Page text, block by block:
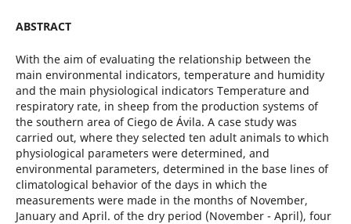
ABSTRACT
With the aim of evaluating the relationship between the
main environmental indicators, temperature and humidity
and the main physiological indicators Temperature and
respiratory rate, in sheep from the production systems of
the southern area of Ciego de Ávila. A case study was
carried out, where they selected ten adult animals to which
physiological parameters were determined, and
environmental parameters, determined in the base lines of
climatological behavior of the days in which the
measurements were made in the months of November,
January and April. of the dry period (November - April), four